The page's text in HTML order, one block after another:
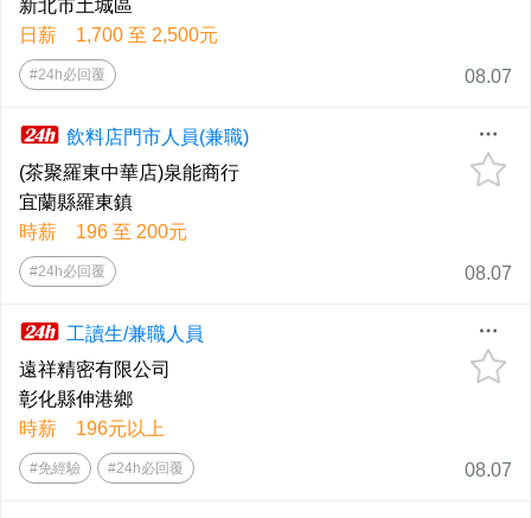
新北市土城區
日薪 1,700 至 2,500元
#24h必回覆 08.07
飲料店門市人員(兼職)
(茶聚羅東中華店)泉能商行
宜蘭縣羅東鎮
時薪 196 至 200元
#24h必回覆 08.07
工讀生/兼職人員
遠祥精密有限公司
彰化縣伸港鄉
時薪 196元以上
#免經驗 #24h必回覆 08.07